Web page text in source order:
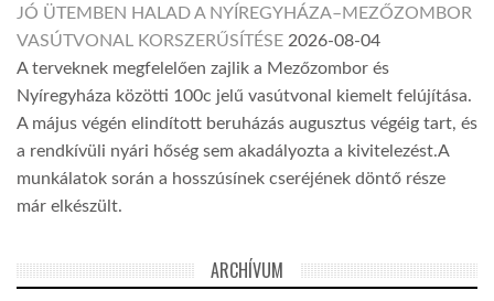
JÓ ÜTEMBEN HALAD A NYÍREGYHÁZA–MEZŐZOMBOR
VASÚTVONAL KORSZERŰSÍTÉSE 2026-08-04
A terveknek megfelelően zajlik a Mezőzombor és
Nyíregyháza közötti 100c jelű vasútvonal kiemelt felújítása.
A május végén elindított beruházás augusztus végéig tart, és
a rendkívüli nyári hőség sem akadályozta a kivitelezést.A
munkálatok során a hosszúsínek cseréjének döntő része
már elkészült.
ARCHÍVUM